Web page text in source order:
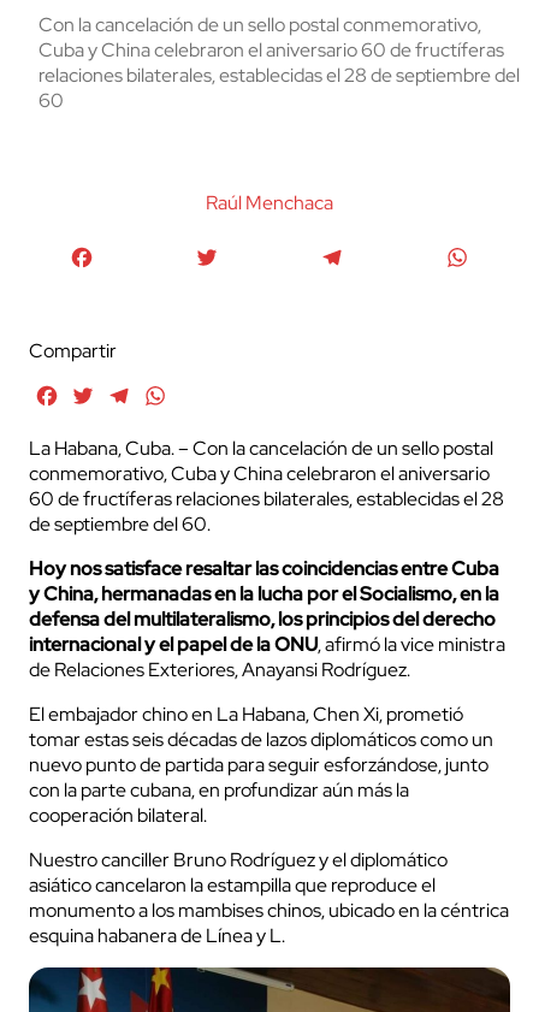
Con la cancelación de un sello postal conmemorativo,
Cuba y China celebraron el aniversario 60 de fructíferas
relaciones bilaterales, establecidas el 28 de septiembre del
60
Raúl Menchaca
Compartir
FacebookTwitterTelegram
La Habana, Cuba. – Con la cancelación de un sello postal
conmemorativo, Cuba y China celebraron el aniversario
60 de fructíferas relaciones bilaterales, establecidas el 28
de septiembre del 60.
Hoy nos satisface resaltar las coincidencias entre Cuba
y China, hermanadas en la lucha por el Socialismo, en la
defensa del multilateralismo, los principios del derecho
internacional y el papel de la ONU, afirmó la vice ministra
de Relaciones Exteriores, Anayansi Rodríguez.
El embajador chino en La Habana, Chen Xi, prometió
tomar estas seis décadas de lazos diplomáticos como un
nuevo punto de partida para seguir esforzándose, junto
con la parte cubana, en profundizar aún más la
cooperación bilateral.
Nuestro canciller Bruno Rodríguez y el diplomático
asiático cancelaron la estampilla que reproduce el
monumento a los mambises chinos, ubicado en la céntrica
esquina habanera de Línea y L.